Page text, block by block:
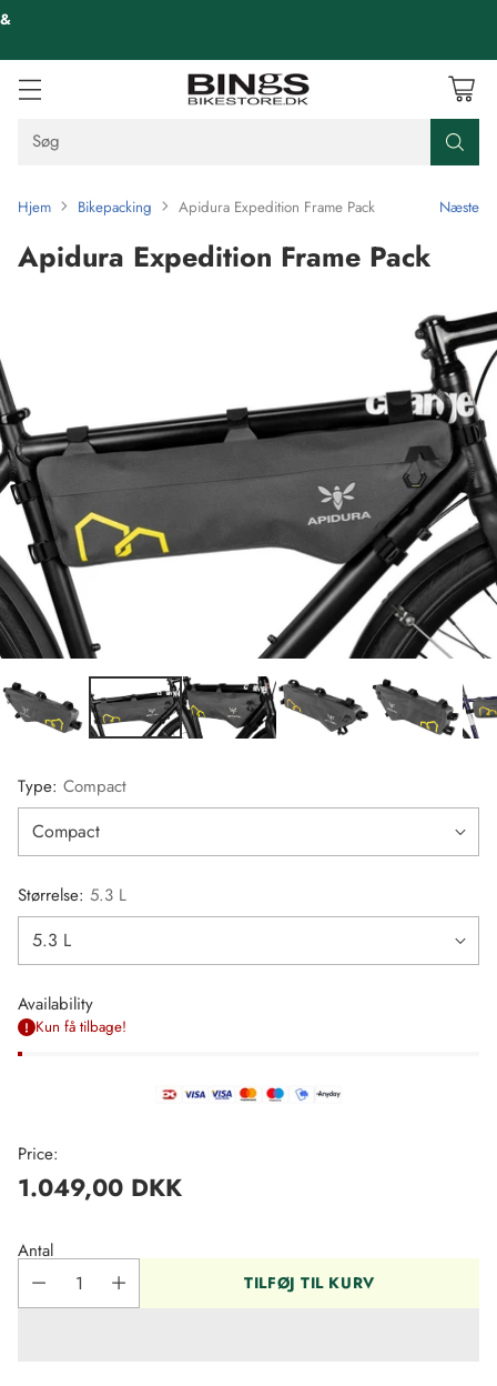
Søg
Hjem Bikepacking Apidura Expedition Frame Pack Næste
Apidura Expedition Frame Pack
Type: Compact
Størrelse: 5.3 L
Availability
Kun få tilbage!
Price:
Regulær
pris
1.049,00 DKK
Antal
TILFØJ TIL KURV